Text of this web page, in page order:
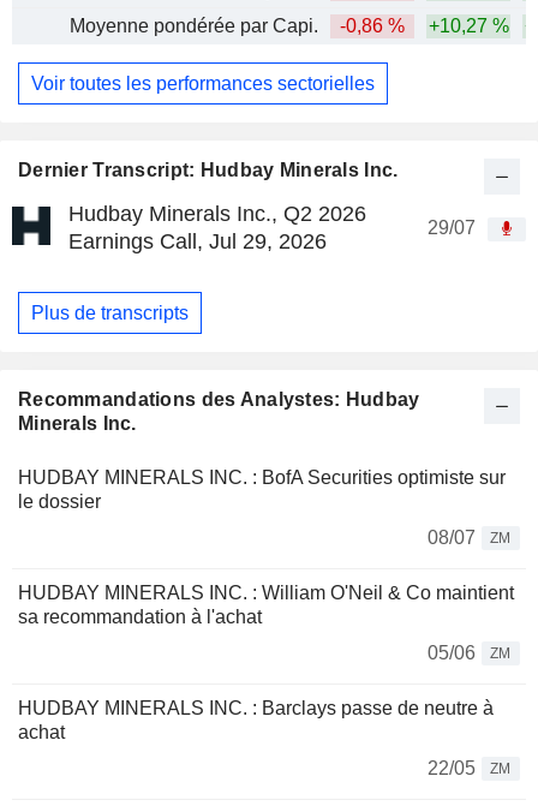
Dernier Transcript: Hudbay Minerals Inc.
Hudbay Minerals Inc., Q2 2026
Earnings Call, Jul 29, 2026
29/07
Plus de transcripts
Recommandations des Analystes: Hudbay
Minerals Inc.
HUDBAY MINERALS INC. : BofA Securities optimiste sur
le dossier
08/07
ZM
HUDBAY MINERALS INC. : William O'Neil & Co maintient
sa recommandation à l'achat
05/06
ZM
HUDBAY MINERALS INC. : Barclays passe de neutre à
achat
22/05
ZM
Moyenne pondérée par Capi.
-0,86 % +10,27 %
Voir toutes les performances sectorielles